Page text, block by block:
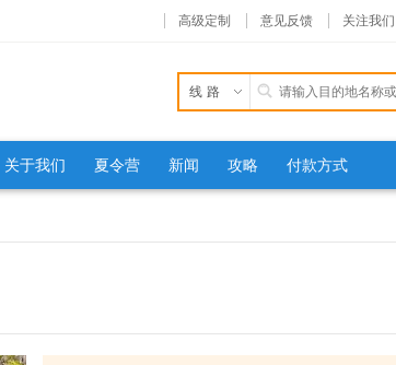
高级定制 意见反馈 关注我们
线路
关于我们 夏令营 新闻 攻略 付款方式